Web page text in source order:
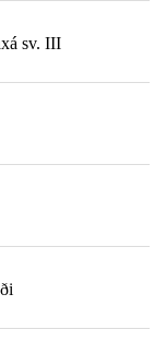
sv. III